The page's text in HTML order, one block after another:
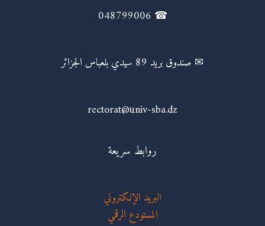
☎ 048799006
✉ صندوق بريد 89 سيدي بلعباس الجزائر
rectorat@univ-sba.dz
روابط سريعة
البريد الإلكتروني
المستودع الرقمي